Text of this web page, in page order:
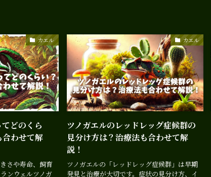
カエル
どのくら
わせて解
さや寿命、飼育
ンウェルツノガ
カエル
ツノガエルのレッドレッグ症候群の
見分け方は？治療法も合わせて解
説！
ツノガエルの「レッドレッグ症候群」は早期
発見と治療が大切です。症状の見分け方、イ